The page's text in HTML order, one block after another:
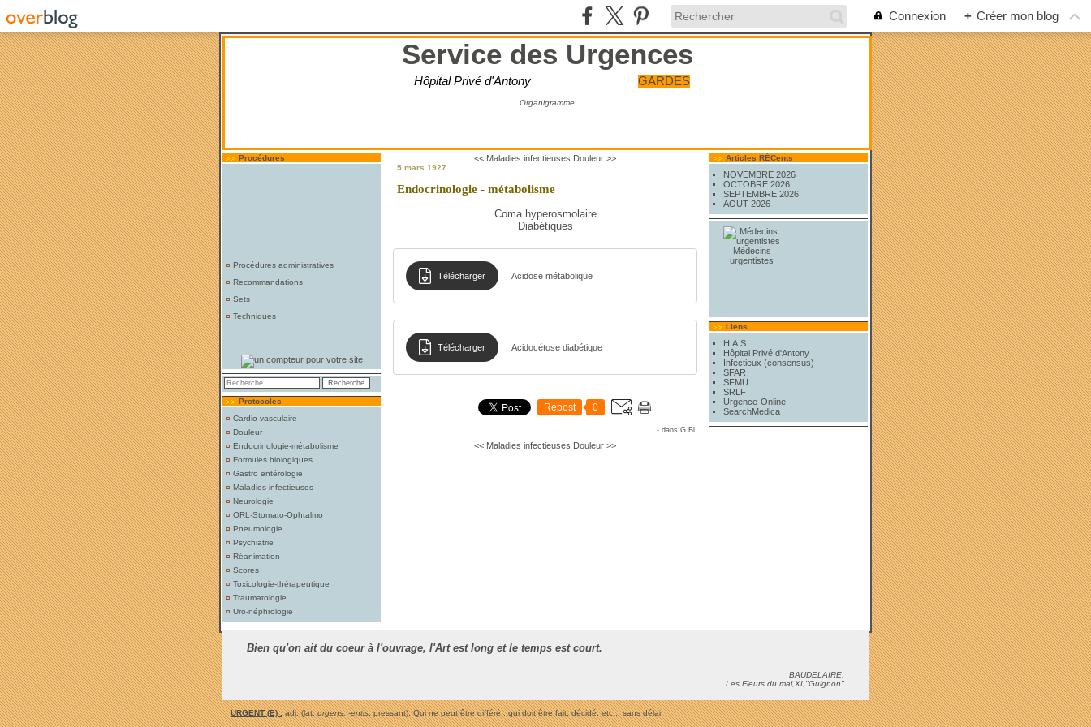
Connexion + Créer mon blog
Service des Urgences
Hôpital Privé d'Antony GARDES
Organigramme
Procédures
¤ Procédures administratives
¤ Recommandations
¤ Sets
¤ Techniques
Protocoles
¤ Cardio-vasculaire
¤ Douleur
¤ Endocrinologie-métabolisme
¤ Formules biologiques
¤ Gastro entérologie
¤ Maladies infectieuses
¤ Neurologie
¤ ORL-Stomato-Ophtalmo
¤ Pneumologie
¤ Psychiatrie
¤ Réanimation
¤ Scores
¤ Toxicologie-thérapeutique
¤ Traumatologie
¤ Uro-néphrologie
<< Maladies infectieuses Douleur >>
5 mars 1927
Endocrinologie - métabolisme
Coma hyperosmolaire
Diabétiques
Télécharger Acidose métabolique
Télécharger Acidocétose diabétique
Repost 0
- dans G.Bl.
<< Maladies infectieuses Douleur >>
Articles RÉCents
NOVEMBRE 2026
OCTOBRE 2026
SEPTEMBRE 2026
AOUT 2026
Médecins
urgentistes
Liens
H.A.S.
Hôpital Privé d'Antony
Infectieux (consensus)
SFAR
SFMU
SRLF
Urgence-Online
SearchMedica
Bien qu'on ait du coeur à l'ouvrage, l'Art est long et le temps est court.
BAUDELAIRE,
Les Fleurs du mal,XI,"Guignon"
URGENT (E) :adj. (lat.urgens, -entis, pressant). Qui ne peut être différé ; qui doit être fait, décidé, etc.., sans délai.